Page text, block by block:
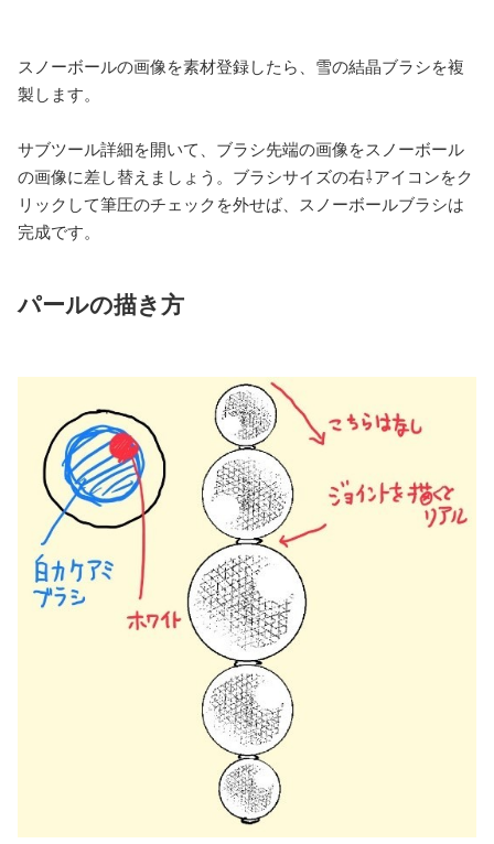
スノーボールの画像を素材登録したら、雪の結晶ブラシを複
製します。
サブツール詳細を開いて、ブラシ先端の画像をスノーボール
の画像に差し替えましょう。ブラシサイズの右⇩アイコンをク
リックして筆圧のチェックを外せば、スノーボールブラシは
完成です。
パールの描き方